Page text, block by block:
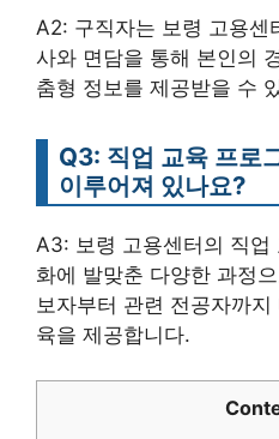
A2: 구직자는 보령 고용센
사와 면담을 통해 본인의
춤형 정보를 제공받을 수
Q3: 직업 교육 프로
이루어져 있나요?
A3: 보령 고용센터의 직업
화에 발맞춘 다양한 과정
보자부터 관련 전공자까
육을 제공합니다.